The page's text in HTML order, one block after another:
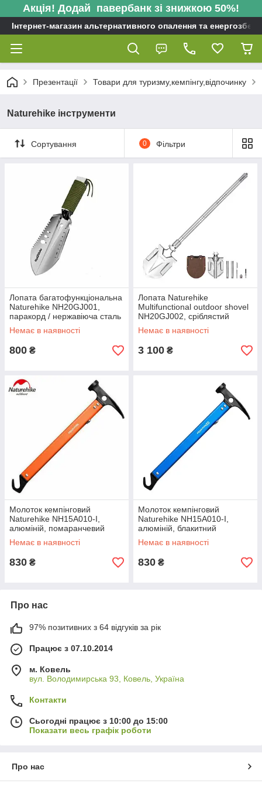
Акція! Додай павербанк зі знижкою 50%!
Інтернет-магазин альтернативного опалення та
Презентації Товари для туризму,кемпінгу,відпочинку
Naturehike інструменти
Сортування 0 Фільтри
Лопата багатофункціональна
Naturehike NH20GJ001,
паракорд / нержавіюча сталь
Немає в наявності
800 ₴
Лопата Naturehike
Multifunctional outdoor shovel
NH20GJ002, сріблястий
Немає в наявності
3 100 ₴
Молоток кемпінговий
Naturehike NH15A010-I,
алюміній, помаранчевий
Немає в наявності
830 ₴
Молоток кемпінговий
Naturehike NH15A010-I,
алюміній, блакитний
Немає в наявності
830 ₴
Про нас
97% позитивних з 64 відгуків за рік
Працює з 07.10.2014
м. Ковель
вул. Володимирська 93, Ковель, Україна
Контакти
Сьогодні працює з 10:00 до 15:00
Показати весь графік роботи
Про нас